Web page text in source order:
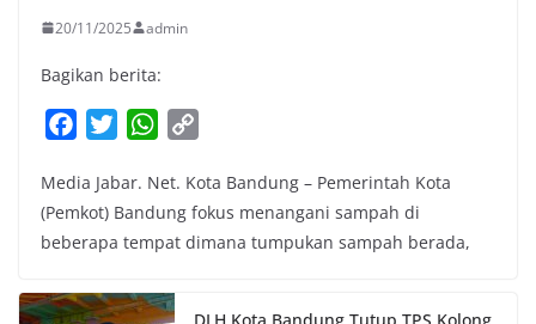
20/11/2025 admin
Bagikan berita:
c
e
b
o
i
t
t
r
W
a
t
s
p
p
y
L
n
Media Jabar. Net. Kota Bandung – Pemerintah Kota
(Pemkot) Bandung fokus menangani sampah di
beberapa tempat dimana tumpukan sampah berada,